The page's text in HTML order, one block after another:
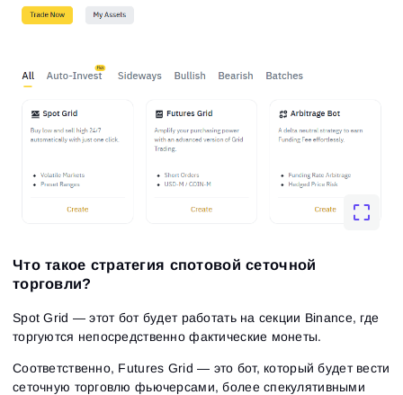
Что такое стратегия спотовой сеточной
торговли?
Spot Grid — этот бот будет работать на секции Binance, где
торгуются непосредственно фактические монеты.
Соответственно, Futures Grid — это бот, который будет вести
сеточную торговлю фьючерсами, более спекулятивными